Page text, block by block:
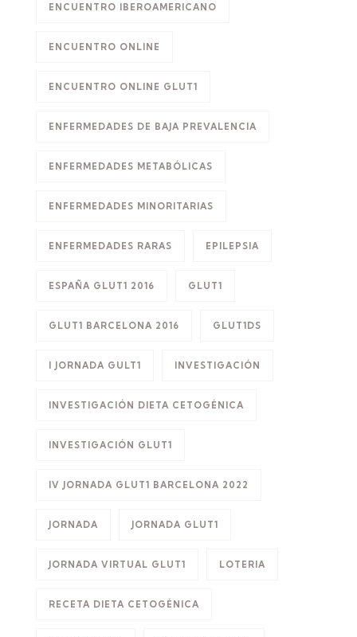
ENCUENTRO IBEROAMERICANO
ENCUENTRO ONLINE
ENCUENTRO ONLINE GLUT1
ENFERMEDADES DE BAJA PREVALENCIA
ENFERMEDADES METABÓLICAS
ENFERMEDADES MINORITARIAS
ENFERMEDADES RARAS EPILEPSIA
ESPAÑA GLUT1 2016 GLUT1
GLUT1 BARCELONA 2016 GLUT1DS
I JORNADA GULT1 INVESTIGACIÓN
INVESTIGACIÓN DIETA CETOGÉNICA
INVESTIGACIÓN GLUT1
IV JORNADA GLUT1 BARCELONA 2022
JORNADA JORNADA GLUT1
JORNADA VIRTUAL GLUT1 LOTERIA
RECETA DIETA CETOGÉNICA